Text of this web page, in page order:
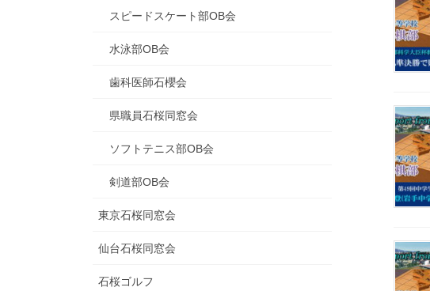
スピードスケート部OB会
水泳部OB会
歯科医師石櫻会
県職員石桜同窓会
ソフトテニス部OB会
剣道部OB会
東京石桜同窓会
仙台石桜同窓会
石桜ゴルフ